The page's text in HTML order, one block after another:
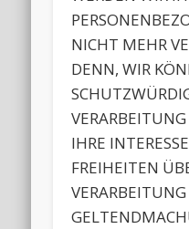
NICHT MEHR
DENN, WIR
IHRE
FREIHEITEN